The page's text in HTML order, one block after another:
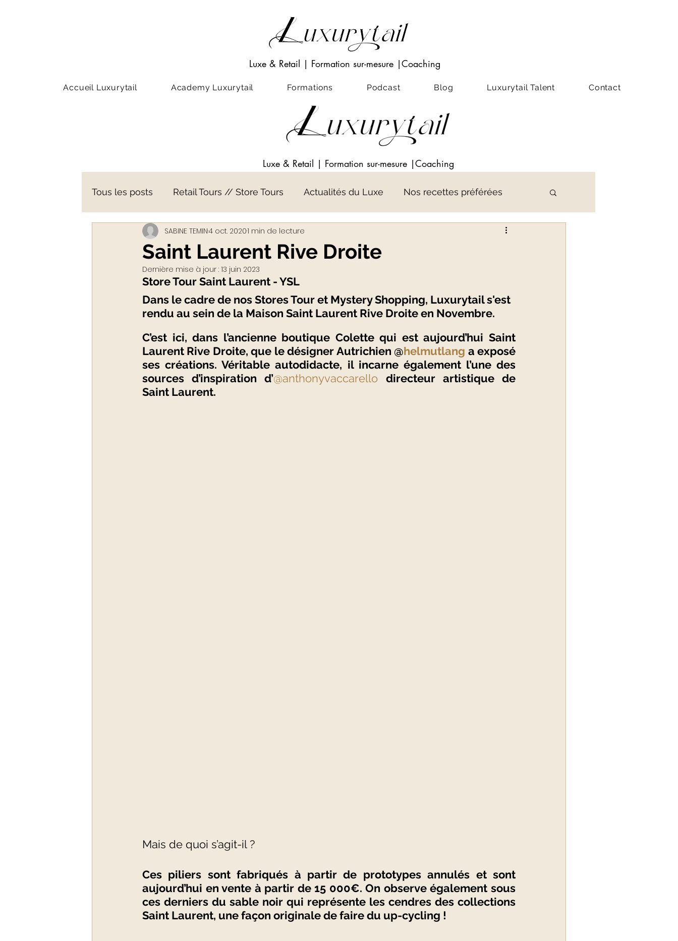
Luxe & Retail | Formation sur-mesure |Coaching
Accueil Luxurytail Academy Luxurytail Formations Podcast Blog Luxurytail Talent Contact
Luxe & Retail | Formation sur-mesure |Coaching
Tous les posts Retail Tours // Store Tours Actualités du Luxe Nos recettes préférées
Webinar - classe virtuelle Visio-conférences
ACADEMY LUXURYTAIL WEB3
Saint Laurent Rive Droite
SABINE TEMIN4 oct. 20201 min de lecture
Dernière mise à jour : 13 juin 2023
Store Tour Saint Laurent - YSL
Dans le cadre de nos Stores Tour et Mystery Shopping, Luxurytail s'est
rendu au sein de la Maison Saint Laurent Rive Droite en Novembre.
C’est ici, dans l’ancienne boutique Colette qui est aujourd’hui Saint
Laurent Rive Droite, que le désigner Autrichien @helmutlang a exposé
ses créations. Véritable autodidacte, il incarne également l’une des
sources d’inspiration d’@anthonyvaccarello
directeur artistique de
Saint Laurent.
Mais de quoi s’agit-il ?
Ces piliers sont fabriqués à partir de prototypes annulés et sont
aujourd’hui en vente à partir de 15 000€. On observe également sous
ces derniers du sable noir qui représente les cendres des collections
Saint Laurent, une façon originale de faire du up-cycling !